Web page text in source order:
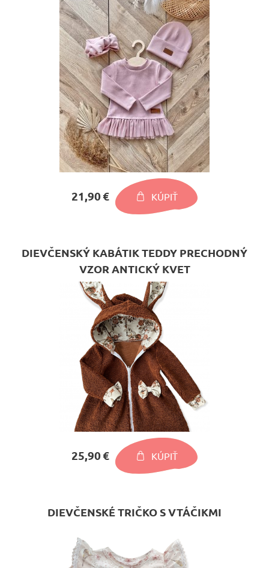
21,90 € KÚPIŤ
DIEVČENSKÝ KABÁTIK TEDDY PRECHODNÝ
VZOR ANTICKÝ KVET
25,90 € KÚPIŤ
DIEVČENSKÉ TRIČKO S VTÁČIKMI